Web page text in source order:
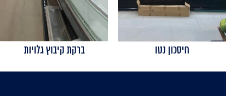
חיסכון נטו ברקת קיבוץ גלויות